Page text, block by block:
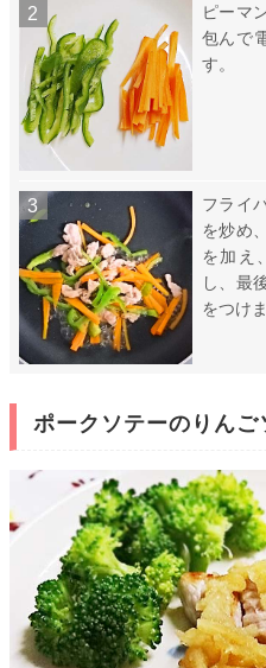
ピーマ
包んで
す。
フライ
を炒め
を加え
し、最
をつけま
ポークソテーのりんご